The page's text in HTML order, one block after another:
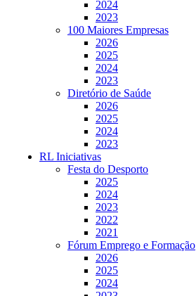
2024
2023
100 Maiores Empresas
2026
2025
2024
2023
Diretório de Saúde
2026
2025
2024
2023
RL Iniciativas
Festa do Desporto
2025
2024
2023
2022
2021
Fórum Emprego e Formação
2026
2025
2024